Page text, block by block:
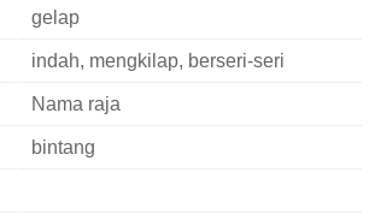
gelap
indah, mengkilap, berseri-seri
Nama raja
bintang